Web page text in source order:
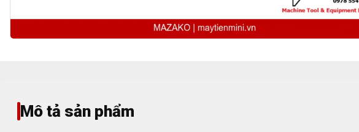
Mô tả sản phẩm